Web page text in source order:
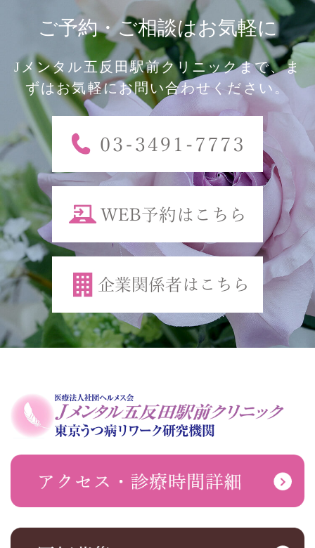
ご予約・ご相談はお気軽に
Jメンタル五反田駅前クリニックまで、ま
ずはお気軽にお問い合わせください。